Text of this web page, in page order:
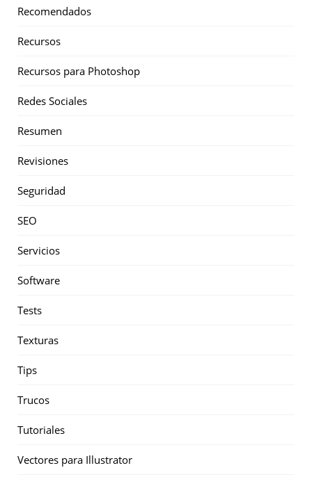
Recomendados
Recursos
Recursos para Photoshop
Redes Sociales
Resumen
Revisiones
Seguridad
SEO
Servicios
Software
Tests
Texturas
Tips
Trucos
Tutoriales
Vectores para Illustrator